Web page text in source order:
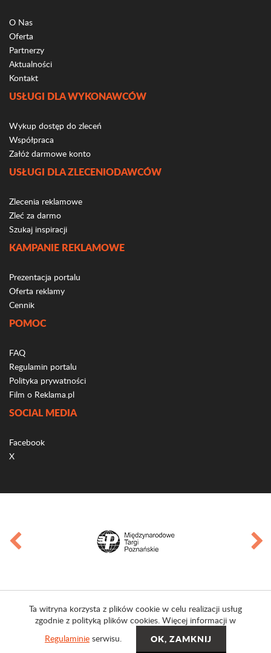
O Nas
Oferta
Partnerzy
Aktualności
Kontakt
USŁUGI DLA WYKONAWCÓW
Wykup dostęp do zleceń
Współpraca
Załóż darmowe konto
USŁUGI DLA ZLECENIODAWCÓW
Zlecenia reklamowe
Zleć za darmo
Szukaj inspiracji
KAMPANIE REKLAMOWE
Prezentacja portalu
Oferta reklamy
Cennik
POMOC
FAQ
Regulamin portalu
Polityka prywatności
Film o Reklama.pl
SOCIAL MEDIA
Facebook
X
Ta witryna korzysta z plików cookie w celu realizacji usług
zgodnie z polityką plików cookies. Więcej informacji w
Regulaminie serwisu.